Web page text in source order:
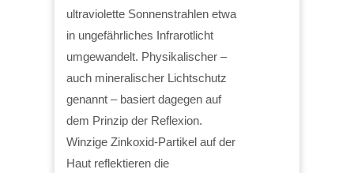
ultraviolette Sonnenstrahlen etwa
in ungefährliches Infrarotlicht
umgewandelt. Physikalischer –
auch mineralischer Lichtschutz
genannt – basiert dagegen auf
dem Prinzip der Reflexion.
Winzige Zinkoxid-Partikel auf der
Haut reflektieren die